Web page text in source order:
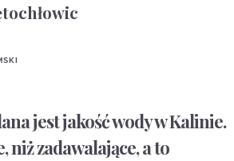
jest jakość wody w Kalinie.
niż zadawalające, a to